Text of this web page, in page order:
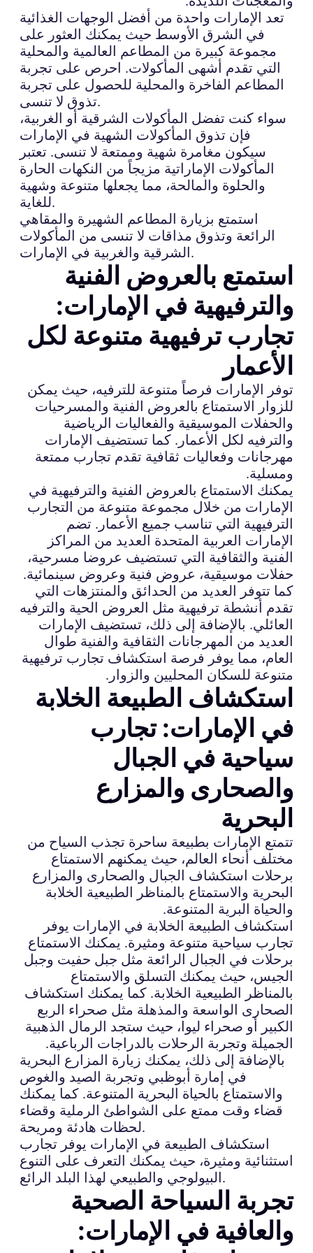
تعد الإمارات واحدة من أفضل الوجهات الغذائية
في الشرق الأوسط حيث يمكنك العثور على
مجموعة كبيرة من المطاعم العالمية والمحلية
التي تقدم أشهى المأكولات. احرص على تجربة
المطاعم الفاخرة والمحلية للحصول على تجربة
تذوق لا تنسى.
سواء كنت تفضل المأكولات الشرقية أو الغربية،
فإن تذوق المأكولات الشهية في الإمارات
سيكون مغامرة شهية وممتعة لا تنسى. تعتبر
المأكولات الإماراتية مزيجاً من النكهات الحارة
والحلوة والمالحة، مما يجعلها متنوعة وشهية
للغاية.
استمتع بزيارة المطاعم الشهيرة والمقاهي
الرائعة وتذوق مذاقات لا تنسى من المأكولات
الشرقية والغربية في الإمارات.
استمتع بالعروض الفنية
والترفيهية في الإمارات:
تجارب ترفيهية متنوعة لكل
الأعمار
توفر الإمارات فرصاً متنوعة للترفيه، حيث يمكن
للزوار الاستمتاع بالعروض الفنية والمسرحيات
والحفلات الموسيقية والفعاليات الرياضية
والترفيه لكل الأعمار. كما تستضيف الإمارات
مهرجانات وفعاليات ثقافية تقدم تجارب ممتعة
ومسلية.
يمكنك الاستمتاع بالعروض الفنية والترفيهية في
الإمارات من خلال مجموعة متنوعة من التجارب
الترفيهية التي تناسب جميع الأعمار. تضم
الإمارات العربية المتحدة العديد من المراكز
الفنية والثقافية التي تستضيف عروضا مسرحية،
حفلات موسيقية، عروض فنية وعروض سينمائية.
كما تتوفر العديد من الحدائق والمنتزهات التي
تقدم أنشطة ترفيهية مثل العروض الحية والترفيه
العائلي. بالإضافة إلى ذلك، تستضيف الإمارات
العديد من المهرجانات الثقافية والفنية طوال
العام، مما يوفر فرصة استكشاف تجارب ترفيهية
متنوعة للسكان المحليين والزوار.
استكشاف الطبيعة الخلابة
في الإمارات: تجارب
سياحية في الجبال
والصحارى والمزارع
البحرية
تتمتع الإمارات بطبيعة ساحرة تجذب السياح من
مختلف أنحاء العالم، حيث يمكنهم الاستمتاع
برحلات استكشاف الجبال والصحارى والمزارع
البحرية والاستمتاع بالمناظر الطبيعية الخلابة
والحياة البرية المتنوعة.
استكشاف الطبيعة الخلابة في الإمارات يوفر
تجارب سياحية متنوعة ومثيرة. يمكنك الاستمتاع
برحلات في الجبال الرائعة مثل جبل حفيت وجبل
الجيس، حيث يمكنك التسلق والاستمتاع
بالمناظر الطبيعية الخلابة. كما يمكنك استكشاف
الصحارى الواسعة والمذهلة مثل صحراء الربع
الكبير أو صحراء ليوا، حيث ستجد الرمال الذهبية
الجميلة وتجربة الرحلات بالدراجات الرباعية.
بالإضافة إلى ذلك، يمكنك زيارة المزارع البحرية
في إمارة أبوظبي وتجربة الصيد والغوص
والاستمتاع بالحياة البحرية المتنوعة. كما يمكنك
قضاء وقت ممتع على الشواطئ الرملية وقضاء
لحظات هادئة ومريحة.
استكشاف الطبيعة في الإمارات يوفر تجارب
استثنائية ومثيرة، حيث يمكنك التعرف على التنوع
البيولوجي والطبيعي لهذا البلد الرائع.
تجربة السياحة الصحية
والعافية في الإمارات: